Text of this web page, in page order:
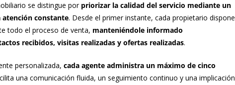
se distingue por priorizar la calidad del servicio mediante un
constante. Desde el primer instante, cada propietario dispone
todo el proceso de venta, manteniéndole informado
recibidos, visitas realizadas y ofertas realizadas.
personalizada, cada agente administra un máximo de cinco
una comunicación fluida, un seguimiento continuo y una implicación